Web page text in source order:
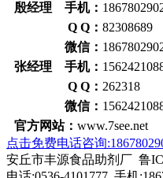
殷经理 手机：
Q Q： 82308689
微信：
张经理 手机：
Q Q： 262318
微信：
官方网站： www.7see.net
点击免费电话咨询
安丘市丰源食品助剂厂 鲁